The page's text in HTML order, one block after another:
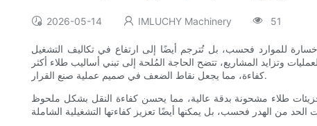
2026-05-14 IMLUCHY Machinery 51
للموارد فحسب، بل تُترجم أيضًا إلى ارتفاع في تكاليف التشغيل
وتزايد المشاريع، تتضح الحاجة المُلحة إلى تبني أساليب طلاء أكثر
كفاءة، مما يجعل نقاط الضعف في صميم عملية صنع القرار.
طلاء مشحونة بدقة عالية، مما يحسن كفاءة النقل بشكل ملحوظ